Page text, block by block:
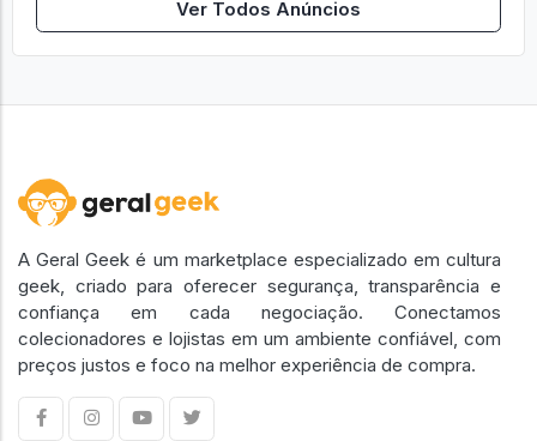
Ver Todos Anúncios
A Geral Geek é um marketplace especializado em cultura
geek, criado para oferecer segurança, transparência e
confiança em cada negociação. Conectamos
colecionadores e lojistas em um ambiente confiável, com
preços justos e foco na melhor experiência de compra.